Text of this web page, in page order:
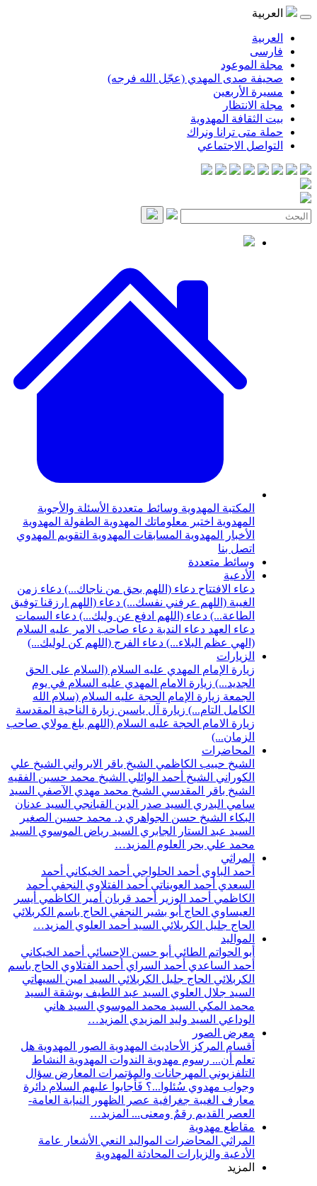
العربية
العربية
فارسی
مجلة الموعود
صحيفة صدى المهدي (عجّل الله فرجه)
مسيرة الأربعين
مجلة الانتظار
بيت الثقافة المهدوية
حملة متى ترانا ونراك
التواصل الاجتماعي
المكتبة المهدوية وسائط متعددة الأسئلة والأجوبة
المهدوية اختبر معلوماتك المهدوية الطفولة المهدوية
الأخبار المهدوية المسابقات المهدوية التقويم المهدوي
اتصل بنا
وسائط متعددة
الأدعية
دعاء الافتتاح دعاء (اللهم بحق من ناجاك...) دعاء زمن
الغيبة (اللهم عرفني نفسك...) دعاء (اللهم ارزقنا توفيق
الطاعة...) دعاء (اللهم ادفع عن وليك...) دعاء السمات
دعاء العهد دعاء الندبة دعاء صاحب الامر عليه السلام
(الهي عظم البلاء...) دعاء الفرج (اللهم كن لوليك...)
الزيارات
زيارة الإمام المهدي عليه السلام (السلام على الحق
الجديد...) زيارة الامام المهدي عليه السلام في يوم
الجمعة زيارة الإمام الحجة عليه السلام (سلام الله
الكامل التام...) زيارة آل ياسين زيارة الناحية المقدسة
زيارة الامام الحجة عليه السلام (اللهم بلغ مولاي صاحب
الزمان...)
المحاضرات
الشيخ حبيب الكاظمي الشيخ باقر الايرواني الشيخ علي
الكوراني الشيخ أحمد الوائلي الشيخ محمد حسين الفقيه
الشيخ باقر المقدسي الشيخ محمد مهدي الآصفي السيد
سامي البدري السيد صدر الدين القبانجي السيد عدنان
البكاء الشيخ حسن الجواهري د. محمد حسين الصغير
السيد عبد الستار الجابري السيد رياض الموسوي السيد
محمد علي بحر العلوم المزيد…
المراثي
أحمد الباوي أحمد الحلواجي أحمد الخيكاني أحمد
السعدي أحمد العويناتي أحمد الفتلاوي النجفي أحمد
الكاظمي أحمد الوزير أحمد قربان أمير الكاظمي أيسر
العيساوي الحاج أبو بشير النجفي الحاج باسم الكربلائي
الحاج جليل الكربلائي السيد أحمد العلوي المزيد…
المواليد
أبو الحواتم الطائي أبو حسن الإحسائي أحمد الخيكاني
أحمد الساعدي أحمد السراي أحمد الفتلاوي الحاج باسم
الكربلائي الحاج جليل الكربلائي السيد امين السيهاتي
السيد جلال العلوي السيد عبد اللطيف بوشقة السيد
محمد المكي السيد محمد الموسوي السيد هاني
الوداعي السيد وليد المزيدي المزيد…
معرض الصور
أقسام المركز
الأحاديث المهدوية الصور المهدوية هل
تعلم أن... رسوم مهدوية الندوات المهدوية النشاط
التلفزيوني المهرجانات والمؤتمرات المعارض سؤال
وجواب مهدوي سُئلوا...؟ فَأجابوا عليهم السلام دائرة
معارف الغيبة جغرافية عصر الظهور
النيابة العامة-
العصر القديم رقمٌ ومعنى... المزيد…
مقاطع مهدوية
المراثي المحاضرات المواليد النعي الأشعار
عامة
الأدعية والزيارات المحادثة المهدوية
المزيد